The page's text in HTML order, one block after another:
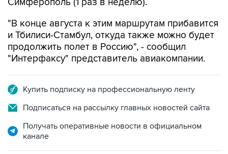
продолжить полет в Россию", - сообщил
"Интерфаксу" представитель авиакомпании.
Подписаться на рассылку главных новостей сайта
Получать оперативные новости в официальном